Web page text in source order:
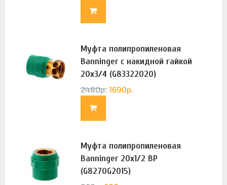
Муфта полипропиленовая
Banninger с накидной гайкой
20х3/4 (G83322020)
2480р. 1690р.
Муфта полипропиленовая
Banninger 20х1/2 ВР
(G8270G2015)